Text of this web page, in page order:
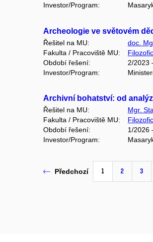
Investor/Program:
Archeologie ve světovém
Řešitel na MU:
doc.
Fakulta / Pracoviště MU:
Období řešení:
2/2023
Investor/Program:
Archivní bohatství: od
Řešitel na MU:
Mgr.
Fakulta / Pracoviště MU:
Období řešení:
1/2026
Investor/Program:
Předchozí 1 2 3